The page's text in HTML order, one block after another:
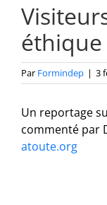
Par Formindep | 3
Un reportage
commenté par
atoute.org